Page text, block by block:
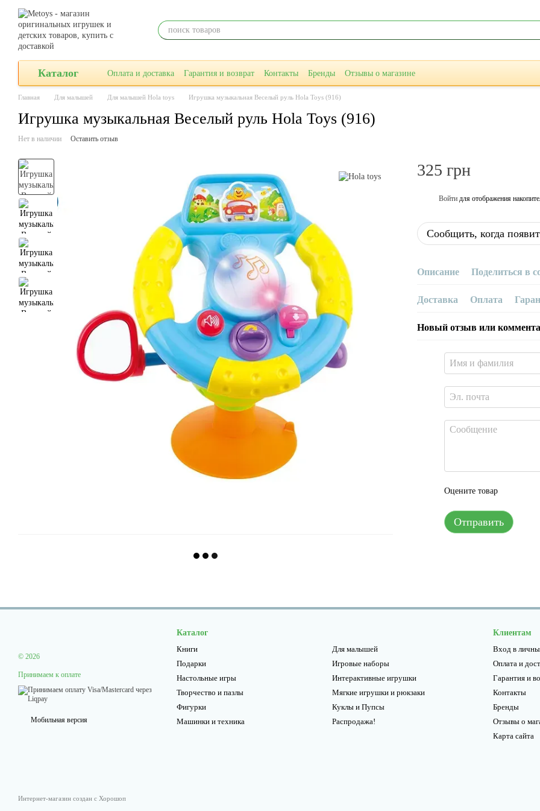
Перейти к основному контенту
Каталог Оплата и доставка Гарантия и возврат Контакты Бренды Отзывы о магазине
Главная Для малышей Для малышей Hola toys Игрушка музыкальная Веселый руль Hola Toys (916)
Игрушка музыкальная Веселый руль Hola Toys (916)
Нет в наличии Оставить отзыв
325 грн
Войти для отображения
Сообщить, когда
Описание Поделиться в
Доставка Оплата
Новый отзыв или
Оцените товар
Отправить
© 2026
Принимаем к оплате
Мобильная версия
Интернет-магазин создан с Хорошоп
Каталог
Книги
Подарки
Настольные игры
Творчество и пазлы
Фигурки
Машинки и техника
Для малышей
Игровые наборы
Интерактивные игрушки
Мягкие игрушки и рюкзаки
Куклы и Пупсы
Распродажа!
Клиентам
Вход в
Оплата и
Гарантия и
Контакты
Бренды
Отзывы о
Карта сайта